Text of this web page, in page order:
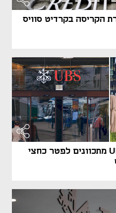
הקריסה בקרדיט סוויס
הרכישה הושלמה: ב-UBS מתכוונים לפטר כחצי